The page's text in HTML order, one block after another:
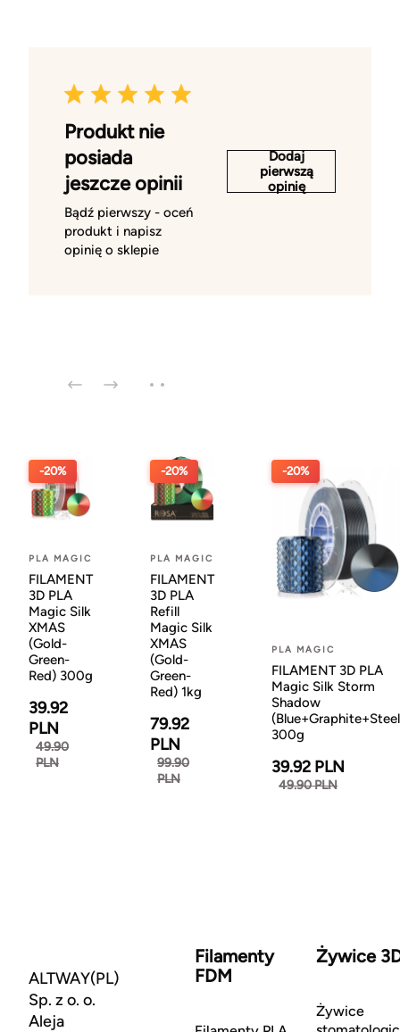
Produkt nie
posiada
jeszcze opinii
Bądź pierwszy - oceń
produkt i napisz
opinię o sklepie
Dodaj
pierwszą
opinię
-20%
PLA MAGIC
FILAMENT
3D PLA
Magic Silk
XMAS
(Gold-
Green-
Red) 300g
39.92
PLN
49.90
PLN
-20%
PLA MAGIC
FILAMENT
3D PLA
Refill
Magic Silk
XMAS
(Gold-
Green-
Red) 1kg
79.92
PLN
99.90
PLN
-20%
PLA MAGIC
FILAMENT 3D PLA
Magic Silk Storm
Shadow
300g
39.92 PLN
49.90 PLN
ALTWAY(PL)
Sp. z o. o.
Aleja
Filamenty
FDM
Żywice
Żywice